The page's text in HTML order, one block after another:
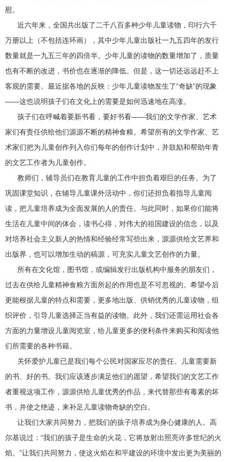
慰。
近六年来，全国共出版了二千八百多种少年儿童读物，印行六千
万册以上（不包括连环画），其中少年儿童出版社一九五四年的发行
数量就是一九五三年的四倍半。少年儿童的读物的数量增加了，质量
也有不断的改进，书价也在逐渐的降低。但是，这一切还远远赶不上
客观的需要。最近据各地的反映：少年儿童读物发生了“奇缺”的现象
——这也说明孩子们在文化上的需要是如何迅速地在高涨。
孩子们在呼喊着要新书看，要好书看——我们的文学作家、艺术
家们有责任供给他们源源不断的精神食粮。希望所有的文学作家、艺
术家们把为儿童创作列入你们每年的创作计划中，并鼓励和帮助年青
的文艺工作者为儿童创作。
教师们，辅导员们在教育儿童的工作中担负着艰巨的任务。为了
巩固课堂知识，在辅导儿童课外活动中，你们还担负着指导儿童阅
读，把儿童培养成为全面发展的人的责任。与此同时，如果你们能将
生活在儿童中间的体会，读书心得，对伟大的祖国建设的信念，以及
对培养社会主义新人的热情和经验经常写些出来，源源供给文艺界和
出版界，也可以增加生动的稿源，可充实儿童文艺创作的力量。
所有在文化馆，图书馆，或编辑发行出版机构中服务的朋友们，
过去在供给儿童精神食粮方面所起的作用也是不可忽视的。希望今后
更能根据儿童的特点和需要，更多地出版、供销优秀的儿童读物，组
织评价，引导儿童选择正当有益的读物。此外，我们还需运用社会各
方面的力量增设儿童阅览室，给儿童更多的便利条件来购买和阅读他
们所需要的各种书籍。
关怀爱护儿童已是我们每个公民对国家应尽的责任。儿童需要新
的书、好的书。我们应该逐步满足他们的愿望，希望我们的文艺工作
者重视这项工作，源源供给儿童优秀的作品，来代替那些有毒素的坏
书，并使之绝迹，来补足儿童读物奇缺的空白。
让我们大家共同努力，把我们的孩子培养成为身心健康的人。高
尔基说过：“我们的孩子是生命的火花，它将放射出照亮许多世纪的火
焰。”让我们共同努力，使这火焰在和平建设的环境中发出更为美丽的